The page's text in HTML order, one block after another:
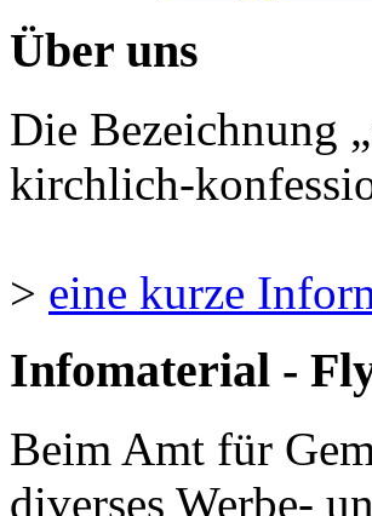
Über uns
Die Bezeichnung
kirchlich-
> eine kurze
Infomaterial -
Beim Amt für
diverses Werbe-